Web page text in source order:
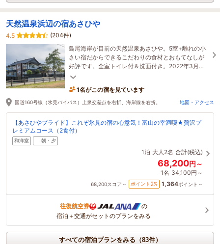
天然温泉浜辺の宿あさひや
4.5
(204件)
島尾海岸が目前の天然温泉あさひや。5室+離れの小
さい宿だからできるこだわりの食材とおもてなしが
好評です。全室トイレ付＆洗面付き。2022年3月に
一棟貸切の温泉露天風呂付離れ別邸＜月＞誕生！
1名がこの宿を見ています
国道160号線（氷見バイパス）上泉交差点を右折、海岸線を右折。 地図・アクセス
【あさひやプライド】これぞ氷見の宿の心意気！富山の幸満喫★贅沢プ
レミアムコース（2食付）
和洋室 朝・夕
1泊 大人2名 合計(税込)
68,200円～
1名 34,100円～
68,200スコア～ ポイント 2% 1,364ポイント～
往復航空券
の
宿泊＋交通がセットのプランをみる
すべての宿泊プランをみる（83件）